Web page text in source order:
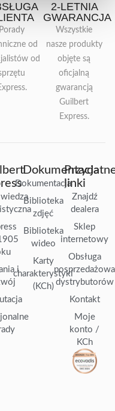
Porady
od
od
2-LETNIA
GWARANCJA
Wszystkie
nasze produkty
objęte są
oficjalną
gwarancją
Guilbert
Express.
wiedza
i
Dokumentacja
Dokumentacja
Biblioteka
zdjęć
Biblioteka
wideo
Karty
charakterystyki
(KCh)
linki
Znajdź
dealera
Sklep
internetowy
Obsługa
posprzedażowa
dystrybutorów
Kontakt
Moje
konto /
KCh